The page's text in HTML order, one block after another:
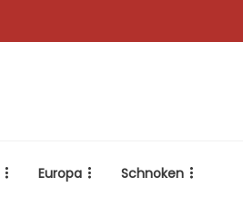
Europa Schnoken